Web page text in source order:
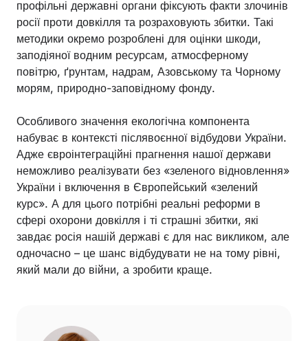
профільні державні органи фіксують факти злочинів
росії проти довкілля та розраховують збитки. Такі
методики окремо розроблені для оцінки шкоди,
заподіяної водним ресурсам, атмосферному
повітрю, ґрунтам, надрам, Азовському та Чорному
морям, природно-заповідному фонду.
Особливого значення екологічна компонента
набуває в контексті післявоєнної відбудови України.
Адже євроінтеграційні прагнення нашої держави
неможливо реалізувати без «зеленого відновлення»
України і включення в Європейський «зелений
курс». А для цього потрібні реальні реформи в
сфері охорони довкілля і ті страшні збитки, які
завдає росія нашій державі є для нас викликом, але
одночасно – це шанс відбудувати не на тому рівні,
який мали до війни, а зробити краще.